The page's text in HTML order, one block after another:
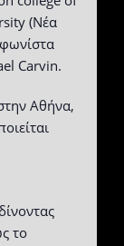
(Νέα
Carvin.
Αθήνα,
το